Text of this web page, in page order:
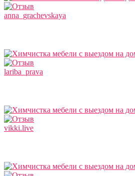
anna_grachevskaya
lariba_prava
vikki.live